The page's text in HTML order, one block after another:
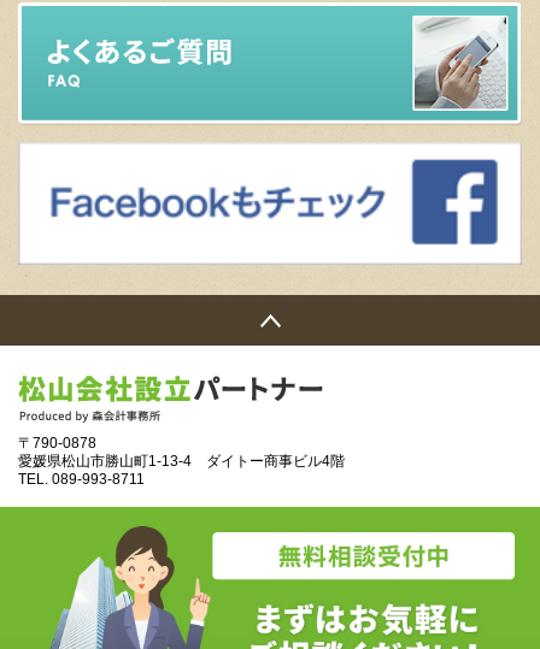
〒790-0878
愛媛県松山市勝山町1‐13‐4 ダイトー商事ビル4階
TEL. 089‐993‐8711